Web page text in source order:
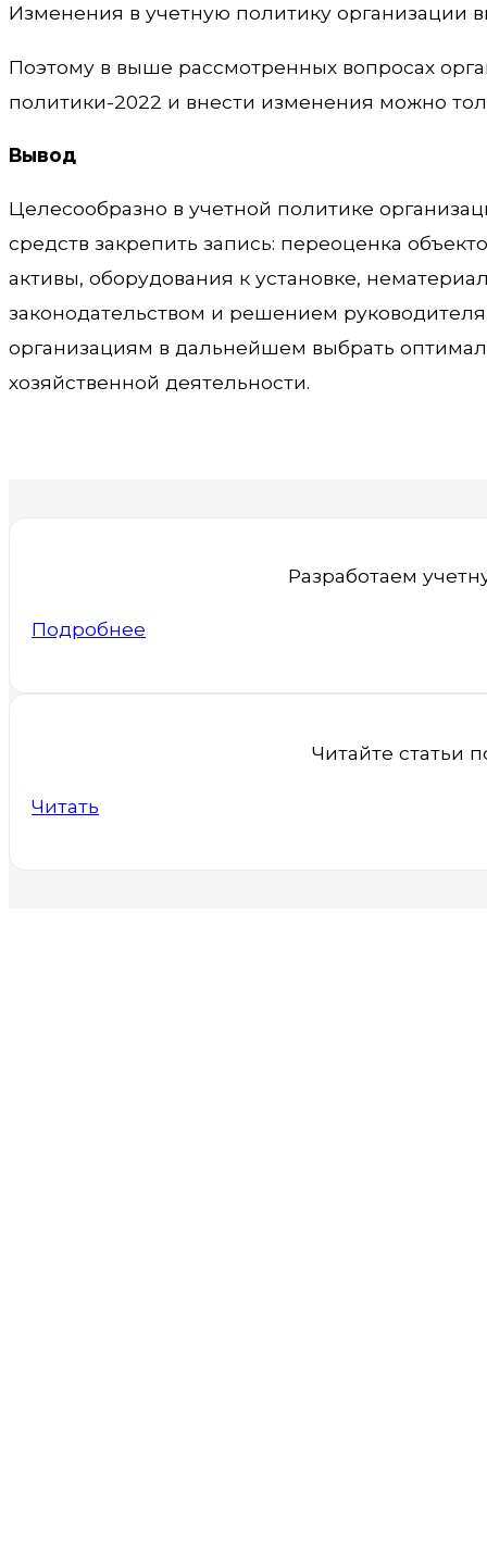
Изменения в учетную политику организации
Поэтому в выше рассмотренных вопросах
политики-2022 и внести изменения можно
Вывод
Целесообразно в учетной политике
средств закрепить запись: переоценка
активы, оборудования к установке,
законодательством и решением
организациям в дальнейшем выбрать
хозяйственной деятельности.
Разработаем
Подробнее
Читайте статьи
Читать